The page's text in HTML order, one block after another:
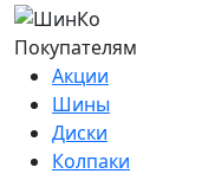
Покупателям
Акции
Шины
Диски
Колпаки